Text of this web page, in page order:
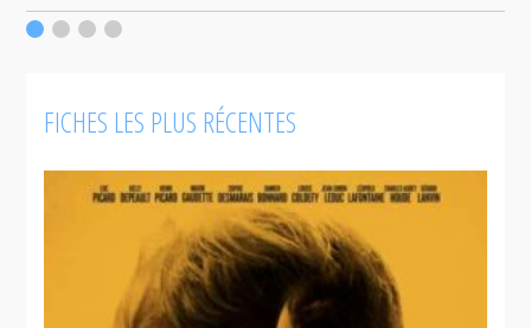
FICHES LES PLUS RÉCENTES